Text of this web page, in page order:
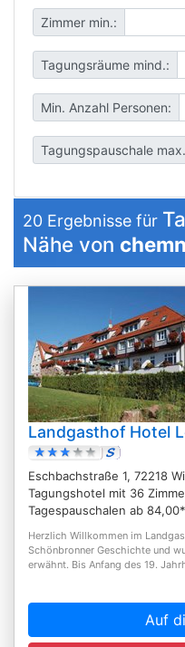
Zimmer min.:
Tagungsräume mind.:
Min. Anzahl Personen:
Tagungspauschale
20 Ergebnisse für
Nähe von
Landgasthof Hotel
Eschbachstraße 1, 72218
Tagungshotel mit 36
Tagespauschalen ab 84,00*
Herzlich Willkommen im
Schönbronner Geschichte und
erwähnt. Bis Anfang des 19.
Auf